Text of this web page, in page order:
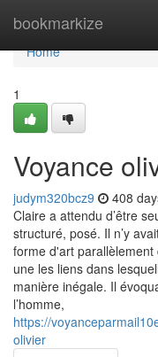
bookmarkize
Home
Home
1
Voyance
judym320bcz9 408
Claire a attendu d’être
structuré, posé. Il n’y
forme d'art
une les liens dans
manière inégale. Il
l’homme,
https://
olivier